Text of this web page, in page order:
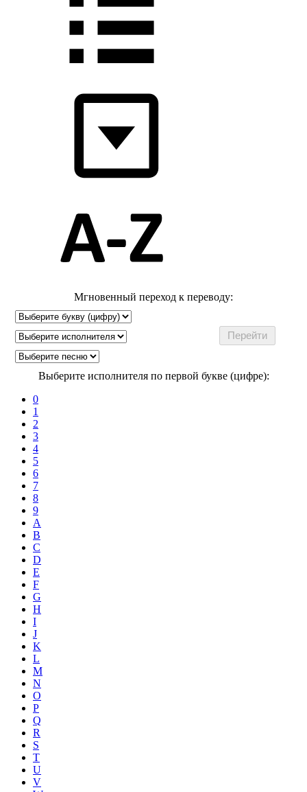
Мгновенный переход к переводу:
Выберите исполнителя по первой букве (цифре):
0
1
2
3
4
5
6
7
8
9
A
B
C
D
E
F
G
H
I
J
K
L
M
N
O
P
Q
R
S
T
U
V